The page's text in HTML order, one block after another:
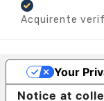
Acquirente
Notice at
Your